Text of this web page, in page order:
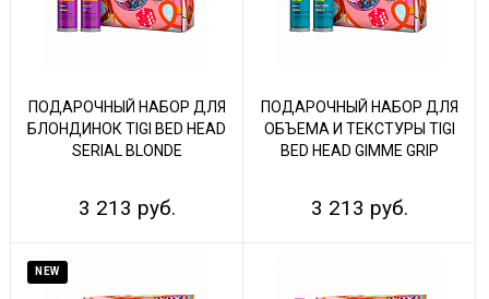
ПОДАРОЧНЫЙ НАБОР ДЛЯ
БЛОНДИНОК TIGI BED HEAD
SERIAL BLONDE
3 213 руб.
ПОДАРОЧНЫЙ НАБОР ДЛЯ
ОБЪЕМА И ТЕКСТУРЫ TIGI
BED HEAD GIMME GRIP
3 213 руб.
NEW